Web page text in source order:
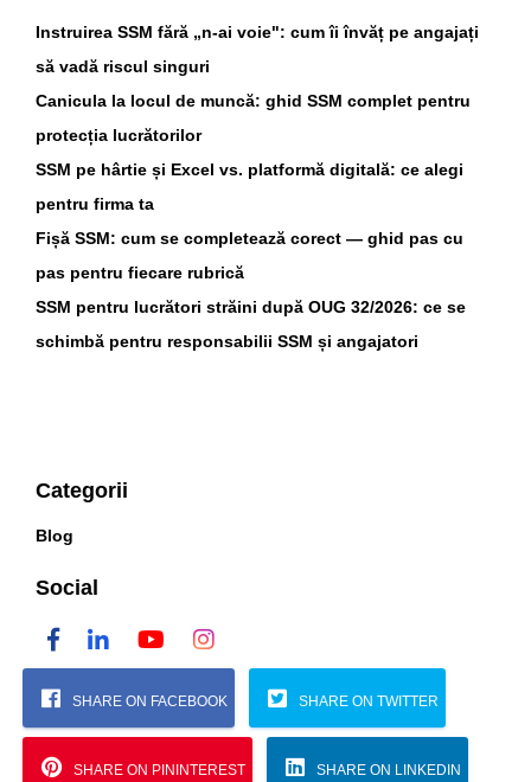
Instruirea SSM fără „n-ai voie": cum îi învăț pe angajați
să vadă riscul singuri
Canicula la locul de muncă: ghid SSM complet pentru
protecția lucrătorilor
SSM pe hârtie și Excel vs. platformă digitală: ce alegi
pentru firma ta
Fișă SSM: cum se completează corect — ghid pas cu
pas pentru fiecare rubrică
SSM pentru lucrători străini după OUG 32/2026: ce se
schimbă pentru responsabilii SSM și angajatori
Categorii
Blog
Social
SHARE ON FACEBOOK SHARE ON TWITTER
SHARE ON PININTEREST SHARE ON LINKEDIN